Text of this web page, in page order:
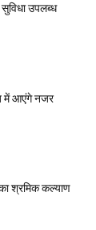
सुविधा उपलब्ध
में आएंगे नजर
श्रमिक कल्याण